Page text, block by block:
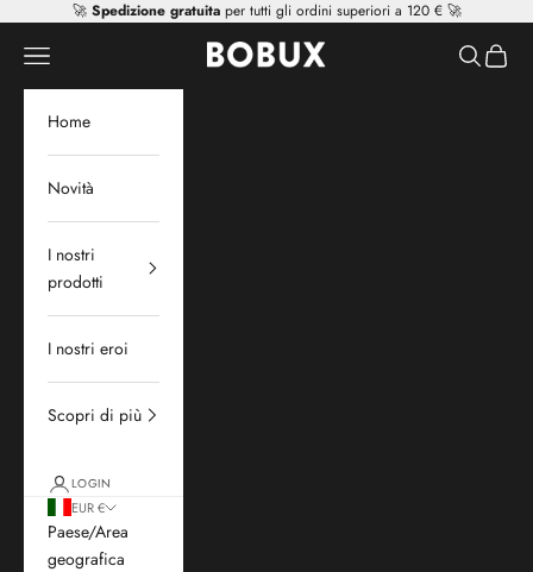
Vai al contenuto
🚀 Spedizione gratuitaper tutti gli ordini superiori a 120 € 🚀
Mr Tiggle - Distributor
Apri il menu di navigazione Mostra il
Home
Novità
I nostri
prodotti
I nostri eroi
Scopri di più
LOGIN
EUR €
Paese/Area
geografica